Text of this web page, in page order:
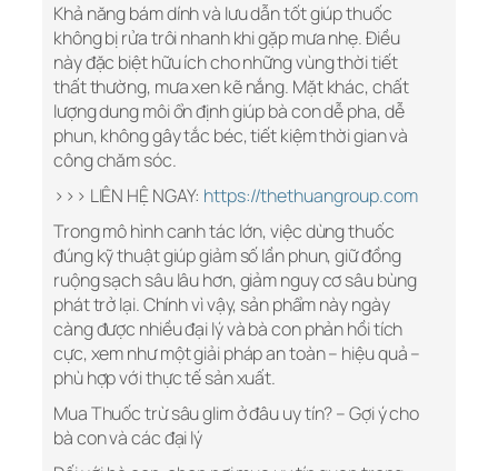
Khả năng bám dính và lưu dẫn tốt giúp thuốc
không bị rửa trôi nhanh khi gặp mưa nhẹ. Điều
này đặc biệt hữu ích cho những vùng thời tiết
thất thường, mưa xen kẽ nắng. Mặt khác, chất
lượng dung môi ổn định giúp bà con dễ pha, dễ
phun, không gây tắc béc, tiết kiệm thời gian và
công chăm sóc.
>>> LIÊN HỆ NGAY: https://thethuangroup.com
Trong mô hình canh tác lớn, việc dùng thuốc
đúng kỹ thuật giúp giảm số lần phun, giữ đồng
ruộng sạch sâu lâu hơn, giảm nguy cơ sâu bùng
phát trở lại. Chính vì vậy, sản phẩm này ngày
càng được nhiều đại lý và bà con phản hồi tích
cực, xem như một giải pháp an toàn – hiệu quả –
phù hợp với thực tế sản xuất.
Mua Thuốc trừ sâu glim ở đâu uy tín? – Gợi ý cho
bà con và các đại lý